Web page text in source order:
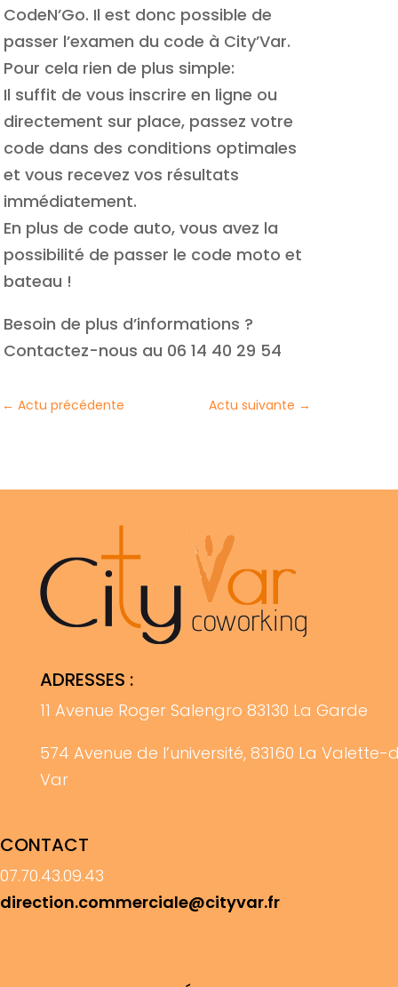
CodeN’Go. Il est donc possible de
passer l’examen du code à City’Var.
Pour cela rien de plus simple:
Il suffit de vous inscrire en ligne ou
directement sur place, passez votre
code dans des conditions optimales
et vous recevez vos résultats
immédiatement.
En plus de code auto, vous avez la
possibilité de passer le code moto et
bateau !
Besoin de plus d’informations ?
Contactez-nous au 06 14 40 29 54
← Actu précédente Actu suivante →
ADRESSES :
11 Avenue Roger Salengro 83130 La Garde
574 Avenue de l’université, 83160 La Valette-
Var
CONTACT
07.70.43.09.43
direction.commerciale@cityvar.fr